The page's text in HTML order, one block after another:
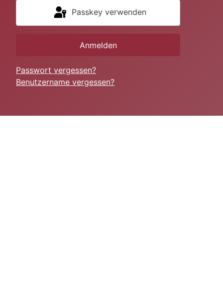
Passkey verwenden
Anmelden
Passwort vergessen?
Benutzername vergessen?